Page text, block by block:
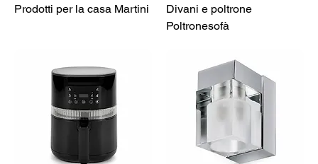
Prodotti per la casa Martini
Divani e poltrone
Poltronesofà